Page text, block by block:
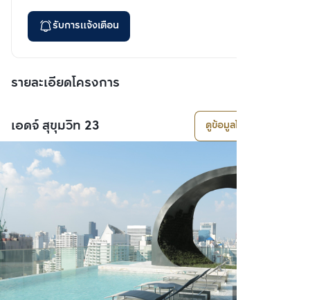
รับการแจ้งเตือน
รายละเอียดโครงการ
เอดจ์ สุขุมวิท 23 ดูข้อมูลโครงการ